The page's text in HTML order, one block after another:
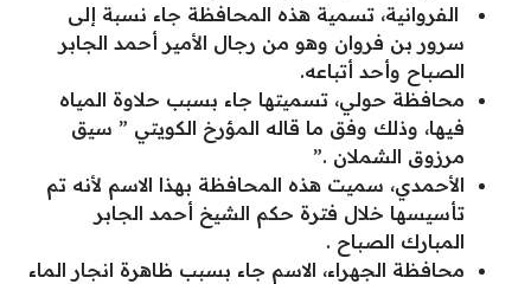
الفروانية، تسمية هذه المحافظة جاء نسبة إلى
سرور بن فروان وهو من رجال الأمير أحمد الجابر
الصباح وأحد أتباعه.
محافظة حولي، تسميتها جاء بسبب حلاوة المياه
فيها، وذلك وفق ما قاله المؤرخ الكويتي ” سيق
مرزوق الشملان .”
الأحمدي، سميت هذه المحافظة بهذا الاسم لأنه تم
تأسيسها خلال فترة حكم الشيخ أحمد الجابر
المبارك الصباح .
محافظة الجهراء، الاسم جاء بسبب ظاهرة انجار الماء